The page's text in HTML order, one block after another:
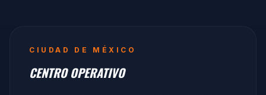
CIUDAD DE MÉXICO
CENTRO OPERATIVO